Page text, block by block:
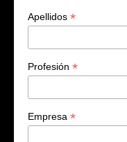
Apellidos *
Profesión *
Empresa *